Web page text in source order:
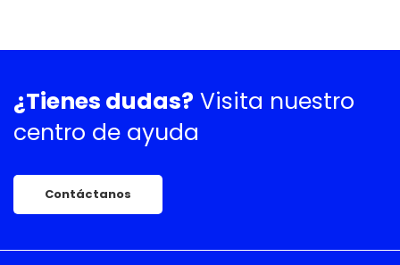
¿Tienes dudas? Visita nuestro
centro de ayuda
Contáctanos